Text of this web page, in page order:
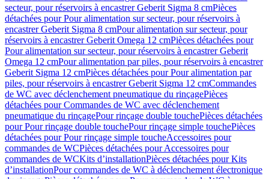
secteur, pour réservoirs à encastrer Geberit Sigma 8 cmPièces
détachées pour Pour alimentation sur secteur, pour réservoirs à
encastrer Geberit Sigma 8 cmPour alimentation sur secteur, pour
réservoirs à encastrer Geberit Omega 12 cmPièces détachées pour
Pour alimentation sur secteur, pour réservoirs à encastrer Geberit
Omega 12 cmPour alimentation par piles, pour réservoirs à encastrer
Geberit Sigma 12 cmPièces détachées pour Pour alimentation par
piles, pour réservoirs à encastrer Geberit Sigma 12 cmCommandes
de WC avec déclenchement pneumatique du rinçagePièces
détachées pour Commandes de WC avec déclenchement
pneumatique du rinçagePour rinçage double touchePièces détachées
pour Pour rinçage double touchePour rinçage simple touchePièces
détachées pour Pour rinçage simple toucheAccessoires pour
commandes de WCPièces détachées pour Accessoires pour
commandes de WCKits d’installationPièces détachées pour Kits
d’installationPour commandes de WC à déclenchement électronique